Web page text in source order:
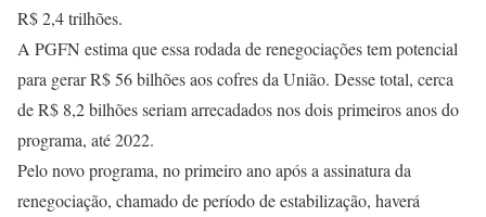
R$ 2,4 trilhões.
A PGFN estima que essa rodada de renegociações tem potencial
para gerar R$ 56 bilhões aos cofres da União. Desse total, cerca
de R$ 8,2 bilhões seriam arrecadados nos dois primeiros anos do
programa, até 2022.
Pelo novo programa, no primeiro ano após a assinatura da
renegociação, chamado de período de estabilização, haverá